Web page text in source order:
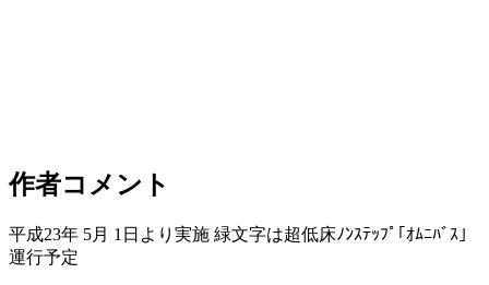
作者コメント
平成23年 5月 1日より実施 緑文字は超低床ﾉﾝｽﾃｯﾌﾟ｢ｵﾑﾆﾊﾞｽ｣
運行予定